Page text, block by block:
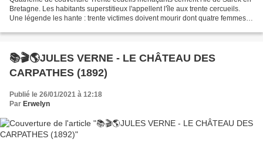
Bretagne. Les habitants superstitieux l'appellent l'île aux trente cercueils.
Une légende les hante : trente victimes doivent mourir dont quatre femmes
📚🎬🌎JULES VERNE - LE CHÂTEAU DES
CARPATHES (1892)
Publié le 26/01/2021 à 12:18
Par Erwelyn